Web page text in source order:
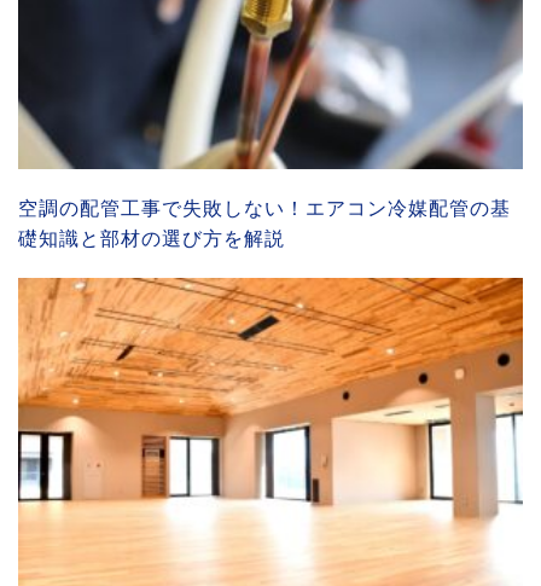
空調の配管工事で失敗しない！エアコン冷媒配管の基
礎知識と部材の選び方を解説